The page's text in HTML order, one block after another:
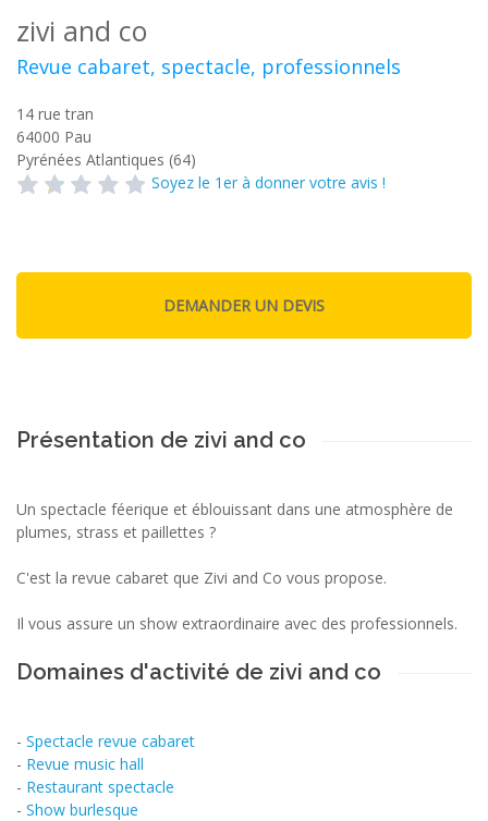
zivi and co
Revue cabaret, spectacle, professionnels
14 rue tran
64000 Pau
Pyrénées Atlantiques (64)
Soyez le 1er à donner votre avis !
Présentation de zivi and co
Un spectacle féerique et éblouissant dans une atmosphère de
plumes, strass et paillettes ?
C'est la revue cabaret que Zivi and Co vous propose.
Il vous assure un show extraordinaire avec des professionnels.
Domaines d'activité de zivi and co
- Spectacle revue cabaret
- Revue music hall
- Restaurant spectacle
- Show burlesque